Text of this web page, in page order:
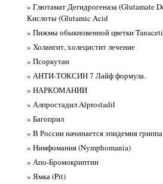
» Глютамат Дегидрогеназа (Glutamate
Кислоты (Glutamic Acid
» Пижмы обыкновенной цветки
» Холангит, холецистит лечение
» Псоркутан
» АНТИ-ТОКСИН 7 Лайф формула.
» НАРКОМАНИИ
» Алпростадил Alprostadil
» Багоприл
» В России начинается эпидемия гриппа
» Нимфомания (Nymphomania)
» Апо-Бромокриптин
» Ямка (Pit)